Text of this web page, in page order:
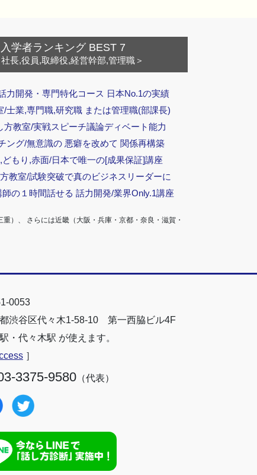
学者ランキング BEST 7
社長,役員,取締役,経営幹部,管理職＞
力開発・専門特化コース 日本No.1の実績
/士業,専門職,研究職 または管理職(部課長)
教室/実戦スピーチ議論ディベート能力
ング/無意識の 悪癖を改めて 関係再構築
もり,赤面/日本で唯一の[成果保証]講座
教室/試験突破で真のビジネスリーダーに
の１時間話せる 話力開発/業界Only.1講座
）、 さらには近畿（大阪・兵庫・京都・奈良・滋賀・
0053
渋谷区代々木1-58-10 第一西脇ビル4F
・代々木駅 が使えます。
］
3375-9580（代表）